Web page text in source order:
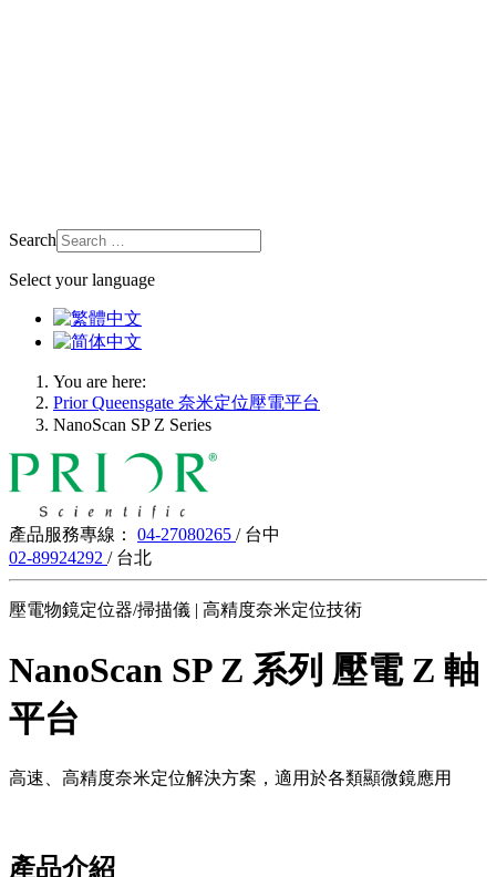
Search
Select your language
You are here:
Prior Queensgate 奈米定位壓電平台
NanoScan SP Z Series
產品服務專線： 04-27080265 / 台中
02-89924292 / 台北
壓電物鏡定位器/掃描儀 | 高精度奈米定位技術
NanoScan SP Z 系列 壓電 Z 軸
平台
高速、高精度奈米定位解決方案，適用於各類顯微鏡應用
產品介紹